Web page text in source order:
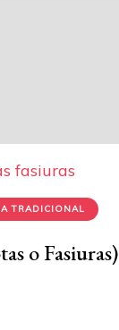
TRADICIONAL
o Fasiuras)